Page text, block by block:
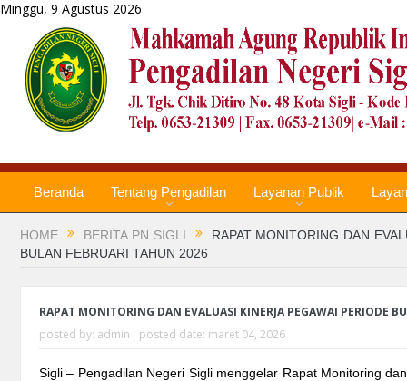
Minggu, 9 Agustus 2026
Beranda Tentang Pengadilan Layanan Publik
HOME BERITA PN SIGLI
RAPAT MONITORING DAN
BULAN FEBRUARI TAHUN 2026
RAPAT MONITORING DAN EVALUASI KINERJA PEGAWAI PERIODE
posted by: admin posted date: maret 04, 2026
Sigli – Pengadilan Negeri Sigli menggelar Rapat Monitoring